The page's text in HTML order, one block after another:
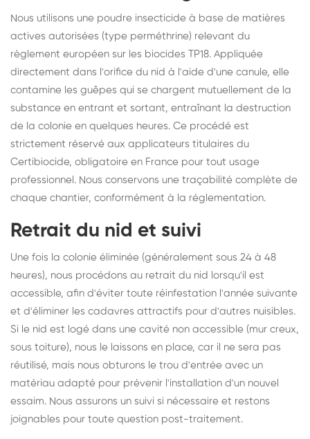
Nous utilisons une poudre insecticide à base de matières
actives autorisées (type perméthrine) relevant du
règlement européen sur les biocides TP18. Appliquée
directement dans l'orifice du nid à l'aide d'une canule, elle
contamine les guêpes qui se chargent mutuellement de la
substance en entrant et sortant, entraînant la destruction
de la colonie en quelques heures. Ce procédé est
strictement réservé aux applicateurs titulaires du
Certibiocide, obligatoire en France pour tout usage
professionnel. Nous conservons une traçabilité complète de
chaque chantier, conformément à la réglementation.
Retrait du nid et suivi
Une fois la colonie éliminée (généralement sous 24 à 48
heures), nous procédons au retrait du nid lorsqu'il est
accessible, afin d'éviter toute réinfestation l'année suivante
et d'éliminer les cadavres attractifs pour d'autres nuisibles.
Si le nid est logé dans une cavité non accessible (mur creux,
sous toiture), nous le laissons en place, car il ne sera pas
réutilisé, mais nous obturons le trou d'entrée avec un
matériau adapté pour prévenir l'installation d'un nouvel
essaim. Nous assurons un suivi si nécessaire et restons
joignables pour toute question post-traitement.